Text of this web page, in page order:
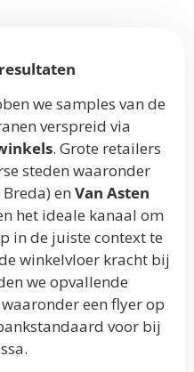
we samples van de
verspreid via
. Grote retailers
steden waaronder
en Van Asten
het ideale kanaal om
in de juiste context te
winkelvloer kracht bij
we opvallende
een flyer op
voor bij
.